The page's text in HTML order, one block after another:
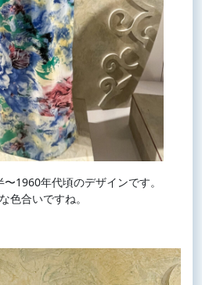
1960年代頃のデザインです。
色合いですね。